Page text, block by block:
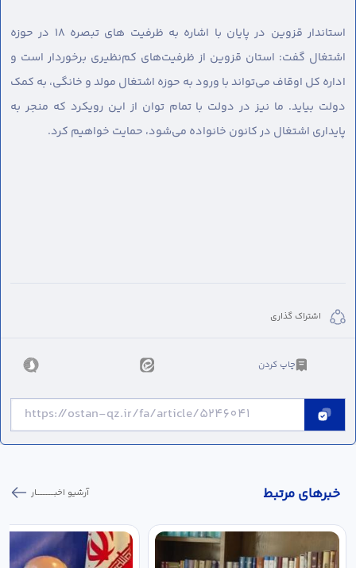
استاندار قزوین در پایان با اشاره به ظرفیت های تبصره ۱۸ در حوزه
اشتغال گفت: استان قزوین از ظرفیت‌های کم‌نظیری برخوردار است و
اداره کل اوقاف می‌تواند با ورود به حوزه اشتغال مولد و خانگی، به کمک
دولت بیاید. ما نیز در دولت با تمام توان از این رویکرد که منجر به
پایداری اشتغال در کانون خانواده می‌شود، حمایت خواهیم کرد.
اشتراک گذاری
چاپ کردن
خبر‌های مرتبط آرشیو اخبـــــــــــار